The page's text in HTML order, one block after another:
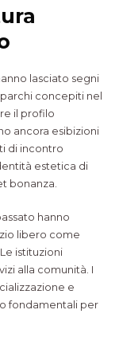
lasciato segni
concepiti nel
il profilo
ancora esibizioni
di incontro
estetica di
bonanza.
hanno
libero come
istituzioni
alla comunità. I
e
fondamentali per